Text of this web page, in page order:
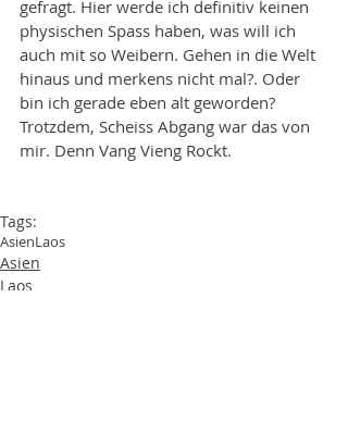
gefragt. Hier werde ich definitiv keinen
physischen Spass haben, was will ich
auch mit so Weibern. Gehen in die Welt
hinaus und merkens nicht mal?. Oder
bin ich gerade eben alt geworden?
Trotzdem, Scheiss Abgang war das von
mir. Denn Vang Vieng Rockt.
Tags:
AsienLaos
Asien
Laos